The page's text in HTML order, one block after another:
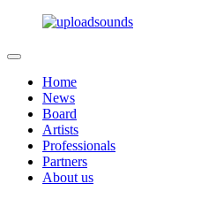
Home
News
Board
Artists
Professionals
Partners
About us